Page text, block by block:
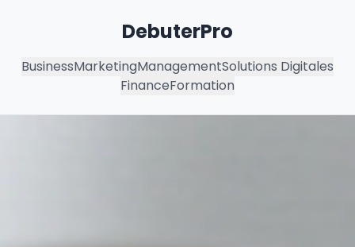
DebuterPro
BusinessMarketingManagementSolutions Digitales
FinanceFormation